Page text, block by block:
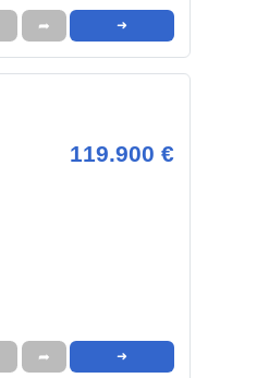
➦ ➜
119.900 €
➦ ➜